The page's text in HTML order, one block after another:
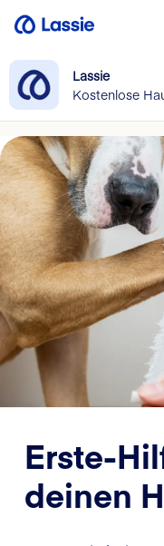
Lassie
Kostenlose
Erste-
deinen